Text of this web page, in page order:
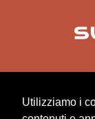
Utilizziamo i